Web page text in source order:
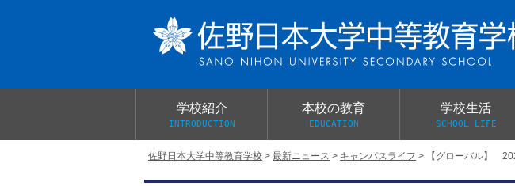
佐野日本大学中等教育学校 > 最新ニュース > キャンパスライフ > 【グローバル】
学校紹介
INTRODUCTION
本校の教育
EDUCATION
学校生活
SCHOOL LIFE